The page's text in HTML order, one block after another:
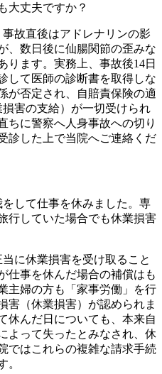
大丈夫ですか？
故直後はアドレナリンの影
、数日後に仙腸関節の歪みな
ります。実務上、事故後14日
して医師の診断書を取得しな
が否定され、自賠責保険の適
害の支給）が一切受けられ
ちに警察へ人身事故への切り
診した上で当院へご連絡くだ
して仕事を休みました。専
行していた場合でも休業損害
に休業損害を受け取ること
仕事を休んだ場合の補償はも
主婦の方も「家事労働」を行
害（休業損害）が認められま
休んだ日についても、本来自
よって失ったとみなされ、休
ではこれらの複雑な請求手続
。